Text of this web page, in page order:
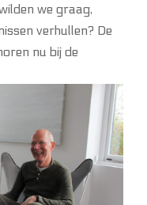
we graag,
verhullen? De
nu bij de